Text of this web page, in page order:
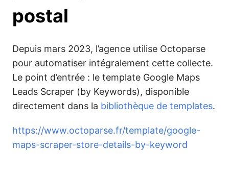
postal
Depuis mars 2023, l’agence utilise Octoparse
pour automatiser intégralement cette collecte.
Le point d’entrée : le template Google Maps
Leads Scraper (by Keywords), disponible
directement dans la bibliothèque de templates.
https://www.octoparse.fr/template/google-
maps-scraper-store-details-by-keyword